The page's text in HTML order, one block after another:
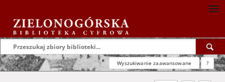
Wyszukiwanie zaawansowane ?